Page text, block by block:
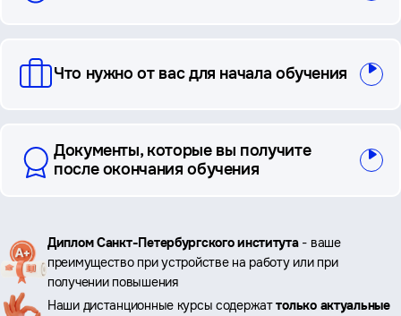
Что нужно от вас для начала обучения
Документы, которые вы получите
после окончания обучения
Ключевые
преимущества
Диплом Санкт-Петербургского института- ваше
преимущество при устройстве на работу или при
получении повышения
Наши дистанционные курсы содержаттолько актуальные